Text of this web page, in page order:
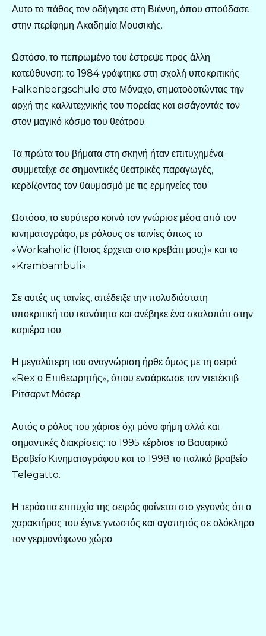
Αυτο το πάθος τον οδήγησε στη Βιέννη, όπου σπούδασε
στην περίφημη Ακαδημία Μουσικής.
Ωστόσο, το πεπρωμένο του έστρεψε προς άλλη
κατεύθυνση: το 1984 γράφτηκε στη σχολή υποκριτικής
Falkenbergschule στο Μόναχο, σηματοδοτώντας την
αρχή της καλλιτεχνικής του πορείας και εισάγοντάς τον
στον μαγικό κόσμο του θεάτρου.
Τα πρώτα του βήματα στη σκηνή ήταν επιτυχημένα:
συμμετείχε σε σημαντικές θεατρικές παραγωγές,
κερδίζοντας τον θαυμασμό με τις ερμηνείες του.
Ωστόσο, το ευρύτερο κοινό τον γνώρισε μέσα από τον
κινηματογράφο, με ρόλους σε ταινίες όπως το
«Workaholic (Ποιος έρχεται στο κρεβάτι μου;)» και το
«Krambambuli».
Σε αυτές τις ταινίες, απέδειξε την πολυδιάστατη
υποκριτική του ικανότητα και ανέβηκε ένα σκαλοπάτι στην
καριέρα του.
Η μεγαλύτερη του αναγνώριση ήρθε όμως με τη σειρά
«Rex ο Επιθεωρητής», όπου ενσάρκωσε τον ντετέκτιβ
Ρίτσαρντ Μόσερ.
Αυτός ο ρόλος του χάρισε όχι μόνο φήμη αλλά και
σημαντικές διακρίσεις: το 1995 κέρδισε το Βαυαρικό
Βραβείο Κινηματογράφου και το 1998 το ιταλικό βραβείο
Telegatto.
Η τεράστια επιτυχία της σειράς φαίνεται στο γεγονός ότι ο
χαρακτήρας του έγινε γνωστός και αγαπητός σε ολόκληρο
τον γερμανόφωνο χώρο.